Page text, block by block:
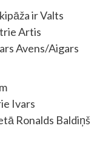
ir Valts
Artis
Avens/Aigars
Ivars
Ronalds Baldiņš